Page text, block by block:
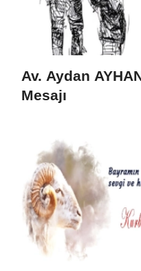
Av. Aydan
Mesajı